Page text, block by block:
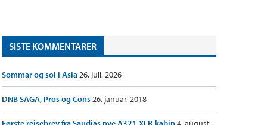
SISTE KOMMENTARER
Sommar og sol i Asia26. juli, 2026
DNB SAGA, Pros og Cons26. januar, 2018